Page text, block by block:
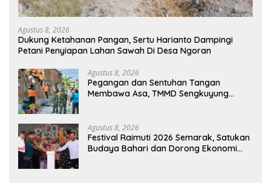
Agustus 8, 2026
Dukung Ketahanan Pangan, Sertu Harianto Dampingi
Petani Penyiapan Lahan Sawah Di Desa Ngoran
Agustus 8, 2026
Pegangan dan Sentuhan Tangan
Membawa Asa, TMMD Sengkuyung
Agustus 8, 2026
Festival Raimuti 2026 Semarak, Satukan
Budaya Bahari dan Dorong Ekonomi